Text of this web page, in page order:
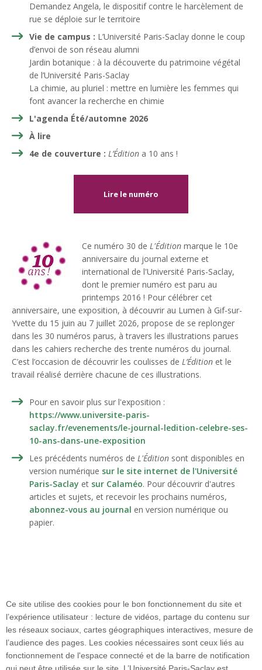
Demandez Angela, le dispositif contre le harcèlement de
rue se déploie sur le territoire
Vie de campus : L’Université Paris-Saclay donne le coup
d’envoi de son réseau alumni
Jardin botanique : à la découverte du patrimoine végétal
de l’Université Paris-Saclay
La chimie, au pluriel : mettre en lumière les femmes qui
font avancer la recherche en chimie
L'agenda Été/automne 2026
À lire
4e de couverture : L’Édition a 10 ans !
Lire le numéro
Ce numéro 30 de L'Édition marque le 10e
anniversaire du journal externe et
international de l'Université Paris-Saclay,
dont le premier numéro est paru au
printemps 2016 ! Pour célébrer cet
anniversaire, une exposition, à découvrir au Lumen à Gif-sur-
Yvette du 15 juin au 7 juillet 2026, propose de se replonger
dans les 30 numéros parus, à travers les illustrations parues
dans les cahiers recherche des trente numéros du journal.
C’est l’occasion de découvrir les coulisses de L’Édition et le
travail réalisé derrière chacune de ces illustrations.
Pour en savoir plus sur l'exposition :
https://www.universite-paris-
saclay.fr/evenements/le-journal-ledition-celebre-ses-
10-ans-dans-une-exposition
Les précédents numéros de L'Édition sont disponibles en
version numérique sur le site internet de l'Université
Paris-Saclay et sur Calaméo. Pour découvrir d'autres
articles et sujets, et recevoir les prochains numéros,
abonnez-vous au journal en version numérique ou
papier.
Faculté de pharmacie
17 avenue des Sciences
91400 ORSAY
Tél. : +33 1 80 00 60 20
Accès :
Ce site utilise des cookies pour le bon fonctionnement du site et
l’expérience utilisateur : lecture de vidéos, partage du contenu sur
les réseaux sociaux, cartes géographiques interactives, mesure de
l’audience des pages. Les cookies nécessaires sont ceux liés au
fonctionnement de l'espace connecté et de la barre de notification